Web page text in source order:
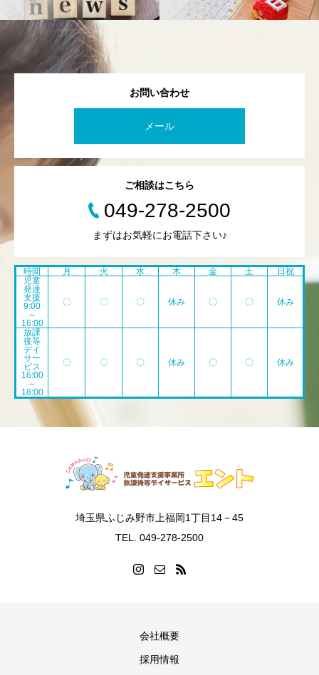
お問い合わせ
メール
ご相談はこちら
049-278-2500
まずはお気軽にお電話下さい♪
時間 月 火 水 木 金 土
日祝
児童
発達
支援
9:00
～
16:00
〇 〇 〇 休み 〇 〇 休み
放課
後等
デイ
サー
ビス
16:00
～
18:00
〇 〇 〇 休み 〇 〇 休み
埼玉県ふじみ野市上福岡1丁目14－45
TEL. 049-278-2500
会社概要
採用情報